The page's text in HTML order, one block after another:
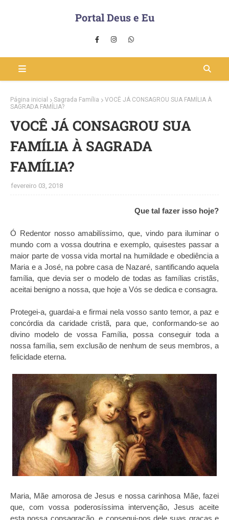
Portal Deus e Eu
Página inicial Sagrada Família
VOCÊ JÁ CONSAGROU SUA FAMÍLIA À
SAGRADA FAMÍLIA?
VOCÊ JÁ CONSAGROU SUA
FAMÍLIA À SAGRADA
FAMÍLIA?
fevereiro 03, 2018
Que tal fazer isso hoje?
Ó Redentor nosso amabilíssimo, que, vindo para iluminar o
mundo com a vossa doutrina e exemplo, quisestes passar a
maior parte de vossa vida mortal na humildade e obediência a
Maria e a José, na pobre casa de Nazaré, santificando aquela
família, que devia ser o modelo de todas as famílias cristãs,
aceitai benigno a nossa, que hoje a Vós se dedica e consagra.
Protegei-a, guardai-a e firmai nela vosso santo temor, a paz e
concórdia da caridade cristã, para que, conformando-se ao
divino modelo de vossa Família, possa conseguir toda a
nossa família, sem exclusão de nenhum de seus membros, a
felicidade eterna.
Maria, Mãe amorosa de Jesus e nossa carinhosa Mãe, fazei
que, com vossa poderosíssima intervenção, Jesus aceite
esta nossa consagração, e consegui-nos dele suas graças e